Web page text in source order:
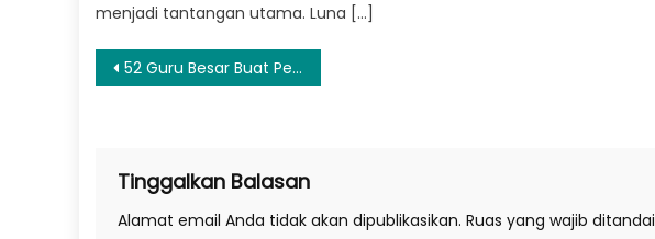
menjadi tantangan utama. Luna […]
Navigasi
52 Guru Besar Buat Petisi Dukung Gebrakan Mahfud MD, Tuntaskan TPPU Rp 349 Triliun
Tinggalkan Balasan
Alamat email Anda tidak akan dipublikasikan. Ruas yang wajib ditandai